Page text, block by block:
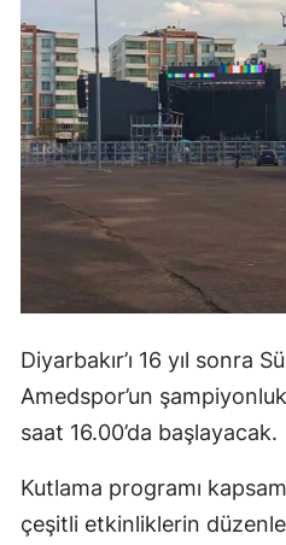
Diyarbakır’ı 16 yıl sonra
Amedspor’un
saat 16.00’da başlayacak.
Kutlama programı
çeşitli etkinliklerin